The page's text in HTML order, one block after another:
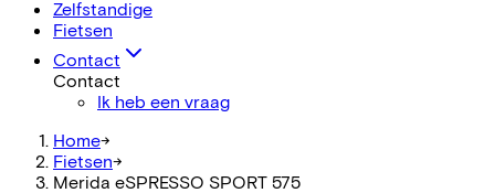
Zelfstandige
Fietsen
Contact
Contact
Ik heb een vraag
Home->
Fietsen->
Merida eSPRESSO SPORT 575